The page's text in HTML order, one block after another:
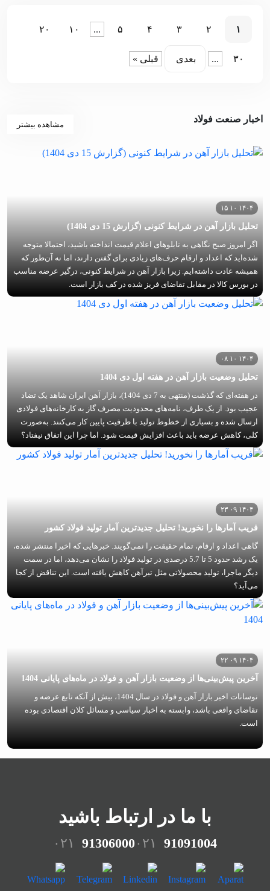
۱ ۲ ۳ ۴ ۵ ... ۱۰ ۲۰
۳۰ ... بعدی قبلی »
اخبار صنعت فولاد
مشاهده بیشتر
۱۴۰۴ ۱۰ ۱۵
تحلیل بازار آهن در شرایط کنونی (گزارش 15 دی 1404)
اگر امروز صبح نگاهی به تابلوهای اعلام قیمت انداخته باشید، احتمالا متوجه
شده‌اید که اعداد و ارقام حرف‌های زیادی برای گفتن دارند، اما نه آن‌طور که
همیشه عادت داشته‌ایم. زیرا بازار آهن در شرایط کنونی، درگیر عرضه مناسب
در بورس کالا در مقابل تقاضای فریز شده در کف بازار است.
۱۴۰۴ ۱۰ ۰۸
تحلیل وضعیت بازار آهن در هفته اول دی 1404
در هفته‌ای که گذشت (منتهی به 7 دی 1404)، بازار آهن ایران شاهد یک تضاد
عجیب بود. از یک طرف، نامه‌های محدودیت مصرف گاز به کارخانه‌های فولادی
ارسال شده و بسیاری از خطوط تولید با ظرفیت پایین کار می‌کنند. به‌صورت
کلی، کاهش عرضه باید باعث افزایش قیمت شود. اما چرا این اتفاق نیفتاد؟
۱۴۰۴ ۰۹ ۲۳
فریب آمارها را نخورید! تحلیل جدیدترین آمار تولید فولاد کشور
گاهی اعداد و ارقام، تمام حقیقت را نمی‌گویند. خبرهایی که اخیرا منتشر شده،
یک رشد حدود 5 تا 5.7 درصدی در تولید فولاد را نشان می‌دهد، اما در سمت
دیگر ماجرا، تولید محصولاتی مثل تیرآهن کاهش یافته است. این تناقض از کجا
می‌آید؟
۱۴۰۴ ۰۹ ۲۲
آخرین پیش‌بینی‌ها از وضعیت بازار آهن و فولاد در ماه‌های پایانی 1404
نوسانات اخیر بازار آهن و فولاد در سال 1404، بیش از آنکه تابع عرضه و
تقاضای واقعی باشد، وابسته به اخبار سیاسی و مسائل کلان اقتصادی بوده
است.
با ما در ارتباط باشید
۰۲۱ 91091004 ۰۲۱ 91306000